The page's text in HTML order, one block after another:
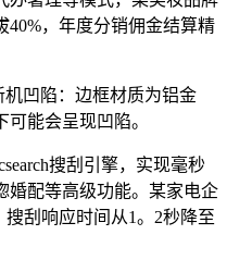
40%，年度分销佣金结算精
凹陷：边框材质为铝金
能会呈现凹陷。
搜刮引擎，实现毫秒
婚配等高级功能。某家电企
刮响应时间从1。2秒降至